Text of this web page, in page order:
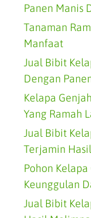
Panen Manis
Tanaman
Manfaat
Jual Bibit
Dengan
Kelapa
Yang Ramah
Jual Bibit
Terjamin
Pohon
Keunggulan
Jual Bibit